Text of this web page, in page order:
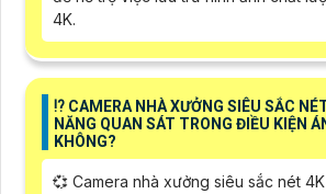
4K.
⁉️ CAMERA NHÀ XƯỞNG SIÊU SẮC
NĂNG QUAN SÁT TRONG ĐIỀU KIỆN
KHÔNG?
💞 Camera nhà xưởng siêu sắc nét